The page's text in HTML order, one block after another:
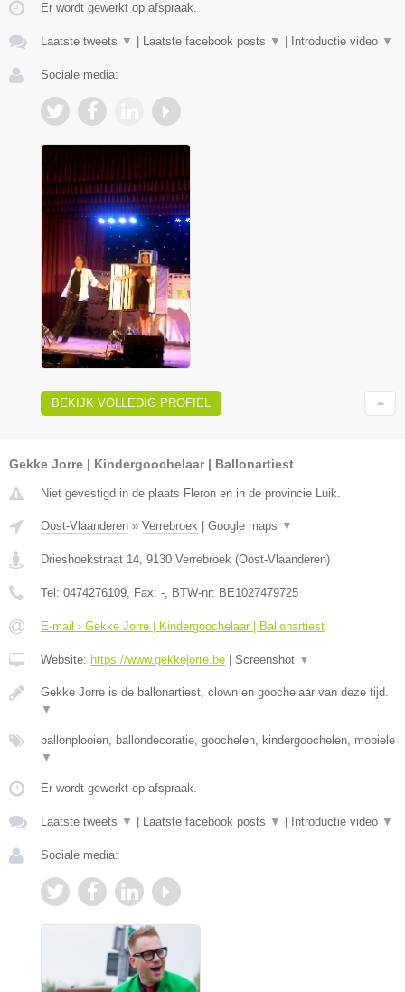
Er wordt gewerkt op afspraak.
Laatste tweets ▼ Laatste facebook posts ▼ Introductie video ▼
Sociale media:
BEKIJK VOLLEDIG PROFIEL
Gekke Jorre | Kindergoochelaar | Ballonartiest
Niet gevestigd in de plaats Fleron en in de provincie Luik.
Oost-Vlaanderen » Verrebroek Google maps ▼
Drieshoekstraat 14, 9130 Verrebroek (Oost-Vlaanderen)
Tel: 0474276109, Fax: -, BTW-nr: BE1027479725
E-mail › Gekke Jorre | Kindergoochelaar | Ballonartiest
Website: https://www.gekkejorre.be Screenshot ▼
Gekke Jorre is de ballonartiest, clown en goochelaar van deze tijd.
▼
ballonplooien, ballondecoratie, goochelen, kindergoochelen, mobiele
▼
Er wordt gewerkt op afspraak.
Laatste tweets ▼ Laatste facebook posts ▼ Introductie video ▼
Sociale media: